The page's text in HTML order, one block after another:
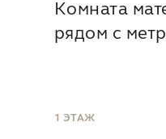
Комната
рядом с
1 ЭТАЖ